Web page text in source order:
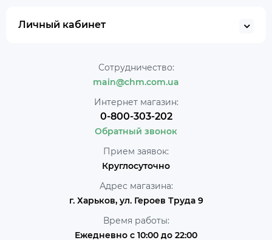
Личный кабинет
Сотрудничество:
main@chm.com.ua
Интернет магазин:
0-800-303-202
Обратный звонок
Прием заявок:
Круглосуточно
Адрес магазина:
г. Харьков, ул. Героев Труда 9
Время работы:
Ежедневно с 10:00 до 22:00